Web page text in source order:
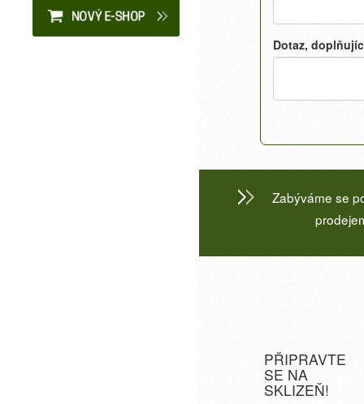
Dotaz,
Zabýváme se
PŘIPRAVTE
SE NA
SKLIZEŇ!